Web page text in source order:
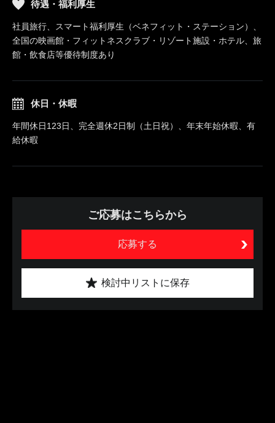
待遇・福利厚生
社員旅行、スマート福利厚生（ベネフィット・ステーション）、
全国の映画館・フィットネスクラブ・リゾート施設・ホテル、旅
館・飲食店等優待制度あり
休日・休暇
年間休日123日、完全週休2日制（土日祝）、年末年始休暇、有
給休暇
ご応募はこちらから
応募する
検討中リストに保存